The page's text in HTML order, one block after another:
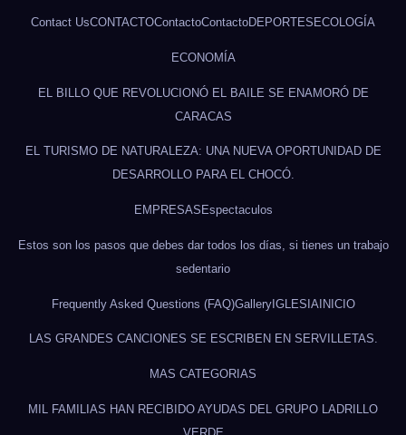
Contact UsCONTACTOContactoContactoDEPORTES ECOLOGÍA
ECONOMÍA
EL BILLO QUE REVOLUCIONÓ EL BAILE SE ENAMORÓ DE
CARACAS
EL TURISMO DE NATURALEZA: UNA NUEVA OPORTUNIDAD DE
DESARROLLO PARA EL CHOCÓ.
EMPRESAS Espectaculos
Estos son los pasos que debes dar todos los días, si tienes un trabajo
sedentario
Frequently Asked Questions (FAQ)GalleryIGLESIAINICIO
LAS GRANDES CANCIONES SE ESCRIBEN EN SERVILLETAS.
MAS CATEGORIAS
MIL FAMILIAS HAN RECIBIDO AYUDAS DEL GRUPO LADRILLO